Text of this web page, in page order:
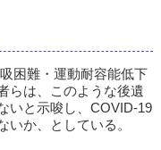
困難・運動耐容能低下
らは、このような後遺
いと示唆し、COVID-19
か、としている。